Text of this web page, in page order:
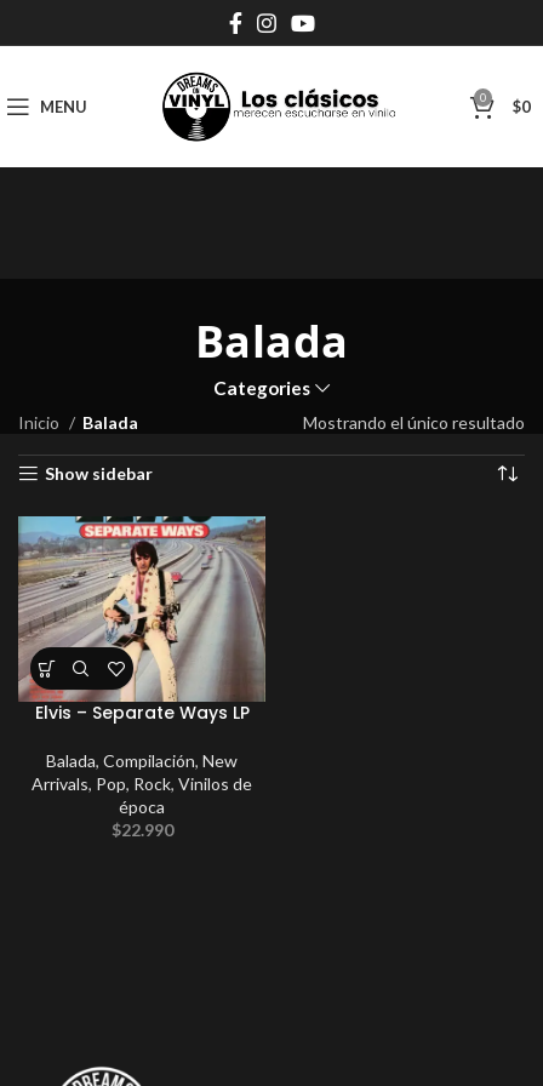
MENU 0 $0
Balada
Categories
Inicio Balada Mostrando el único resultado
Show sidebar
Elvis – Separate Ways LP
Balada, Compilación, New
Arrivals, Pop, Rock, Vinilos de
época
$22.990